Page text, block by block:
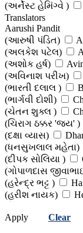
(અર્નેસ્ટ હેમિંગ્વે )
(ફ્રાન્ઝ કાફકા)
(ફ્યોદોર
(ગેબ્રિયેલ ગાર્શિયા
(જ્યોર્જ ઓરવેલ )
(હેરિયટ બીચર સ્ટોવ)
(હરમાન હેસ)
(હોમર)
Honore
(ઓનરે દ. બાલ્ઝાક)
(અરવિન્ગ સ્ટોન)
(જેફ્રી આર્ચર)
(જેરોમ કે. જેરોમ)
(જોસેફ વિલિયમ
(જૂલે વર્ન)
Kent
(કેન્ટ હારૂફ)
(ખાલીદ હુસેની )
(ખલિલ જિબ્રાન)
(લોરા ઇન્ગલ્સ
Translators
Aarushi Pandit
(આરુષી પંડિત)
(અલકેશ પટેલ)
(અશોક હર્ષ)
(અવિનાશ પરીખ)
(ભારતી દલાલ )
(ભાર્ગવી દોશી)
(ચેતન શુક્લ )
(ચિરાગ ઠક્કર 'જય' )
(દક્ષા વ્યાસ)
(ધનસુખલાલ મહેતા)
(દીપક સોલિયા )
(ગોપાળદાસ
(હરેન્દ્ર ભટ્ટ )
(હરીશ નાયક)
(હેતલ સોંદરવા)
Apply Clear